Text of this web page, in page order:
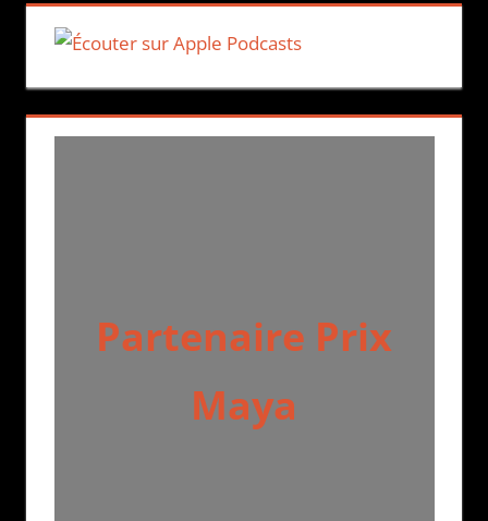
Partenaire Prix
Maya